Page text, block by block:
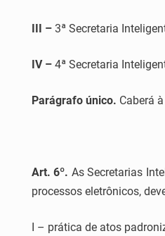
III –3ª Secretaria
IV –4ª Secretaria
Parágrafo único. Caberá
Art. 6º. As Secretarias
processos eletrônicos,
I – prática de atos